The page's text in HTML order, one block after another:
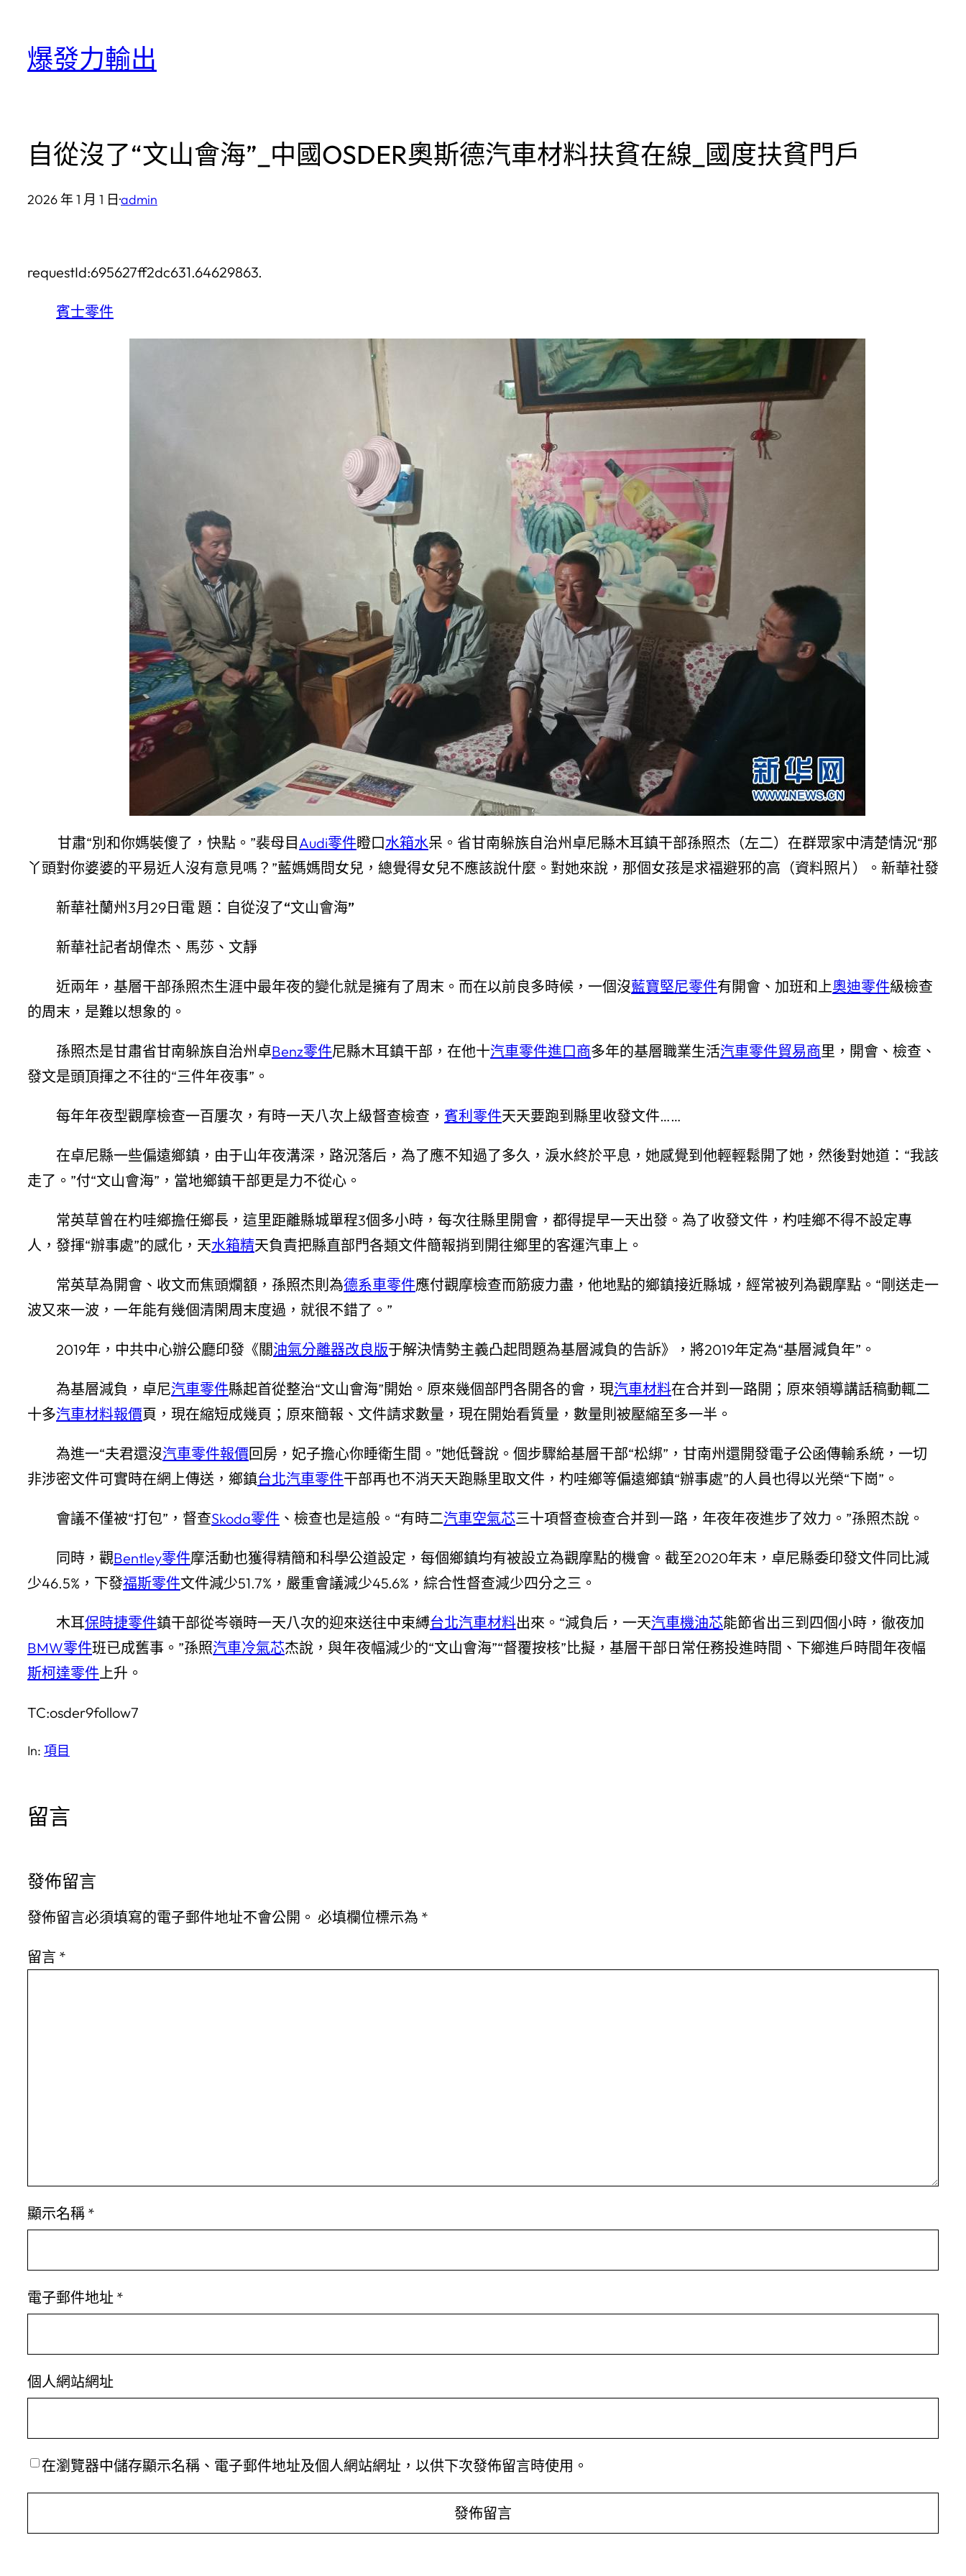
爆發力輸出
自從沒了“文山會海”_中國OSDER奧斯德汽車材料扶貧在線_國度扶貧門戶
2026 年 1 月 1 日·admin
requestId:695627ff2dc631.64629863.
賓士零件
甘肅“別和你媽裝傻了，快點。”裴母目Audi零件瞪口水箱水呆。省甘南躲族自治州卓尼縣木耳鎮干部孫照杰（左二）在群眾家中清楚情況“那
丫頭對你婆婆的平易近人沒有意見嗎？”藍媽媽問女兒，總覺得女兒不應該說什麼。對她來說，那個女孩是求福避邪的高（資料照片）。新華社發
新華社蘭州3月29日電 題：自從沒了“文山會海”
新華社記者胡偉杰、馬莎、文靜
近兩年，基層干部孫照杰生涯中最年夜的變化就是擁有了周末。而在以前良多時候，一個沒藍寶堅尼零件有開會、加班和上奧迪零件級檢查
的周末，是難以想象的。
孫照杰是甘肅省甘南躲族自治州卓Benz零件尼縣木耳鎮干部，在他十汽車零件進口商多年的基層職業生活汽車零件貿易商里，開會、檢查、
發文是頭頂揮之不往的“三件年夜事”。
每年年夜型觀摩檢查一百屢次，有時一天八次上級督查檢查， 賓利零件天天要跑到縣里收發文件……
在卓尼縣一些偏遠鄉鎮，由于山年夜溝深，路況落后，為了應不知過了多久，淚水終於平息，她感覺到他輕輕鬆開了她，然後對她道：“我該
走了。”付“文山會海”，當地鄉鎮干部更是力不從心。
常英草曾在杓哇鄉擔任鄉長，這里距離縣城單程3個多小時，每次往縣里開會，都得提早一天出發。為了收發文件，杓哇鄉不得不設定專
人，發揮“辦事處”的感化，天水箱精天負責把縣直部門各類文件簡報捎到開往鄉里的客運汽車上。
常英草為開會、收文而焦頭爛額，孫照杰則為德系車零件應付觀摩檢查而筋疲力盡，他地點的鄉鎮接近縣城，經常被列為觀摩點。“剛送走一
波又來一波，一年能有幾個清閑周末度過，就很不錯了。”
2019年，中共中心辦公廳印發《關油氣分離器改良版于解決情勢主義凸起問題為基層減負的告訴》，將2019年定為“基層減負年”。
為基層減負，卓尼汽車零件縣起首從整治“文山會海”開始。原來幾個部門各開各的會，現汽車材料在合并到一路開；原來領導講話稿動輒二
十多汽車材料報價頁，現在縮短成幾頁；原來簡報、文件請求數量，現在開始看質量，數量則被壓縮至多一半。
為進一“夫君還沒汽車零件報價回房，妃子擔心你睡衛生間。”她低聲說。個步驟給基層干部“松綁”，甘南州還開發電子公函傳輸系統，一切
非涉密文件可實時在網上傳送，鄉鎮台北汽車零件干部再也不消天天跑縣里取文件，杓哇鄉等偏遠鄉鎮“辦事處”的人員也得以光榮“下崗”。
會議不僅被“打包”，督查Skoda零件 、檢查也是這般。“有時二汽車空氣芯三十項督查檢查合并到一路，年夜年夜進步了效力。”孫照杰說。
同時，觀Bentley零件摩活動也獲得精簡和科學公道設定，每個鄉鎮均有被設立為觀摩點的機會。截至2020年末，卓尼縣委印發文件同比減
少46.5%，下發福斯零件文件減少51.7%，嚴重會議減少45.6%，綜合性督查減少四分之三。
木耳保時捷零件鎮干部從岑嶺時一天八次的迎來送往中束縛台北汽車材料出來。“減負后，一天汽車機油芯能節省出三到四個小時，徹夜加
BMW零件班已成舊事。”孫照汽車冷氣芯杰說，與年夜幅減少的“文山會海”“督覆按核”比擬，基層干部日常任務投進時間、下鄉進戶時間年夜幅
斯柯達零件上升。
TC:osder9follow7
In: 項目
留言
發佈留言
發佈留言必須填寫的電子郵件地址不會公開。 必填欄位標示為 *
留言 *
顯示名稱 *
電子郵件地址 *
個人網站網址
在瀏覽器中儲存顯示名稱、電子郵件地址及個人網站網址，以供下次發佈留言時使用。